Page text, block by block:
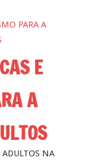
E
A
ADULTOS NA